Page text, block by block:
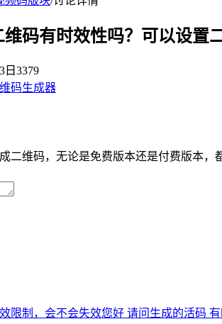
码有时效性吗？可以设置
日 3379
码生成器
二维码，无论是免费版本还是付费版本，
限制，会不会失效您好 请问生成的活码 有